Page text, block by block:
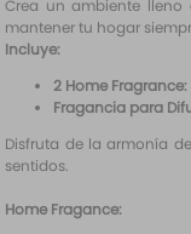
Crea un ambiente
mantener tu hogar
Incluye:
2 Home Fragrance:
Fragancia para
Disfruta de la armonía
sentidos.
Home Fragance: